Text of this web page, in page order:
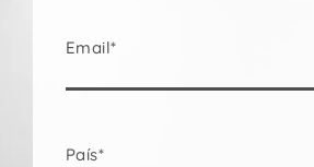
Email*
País*